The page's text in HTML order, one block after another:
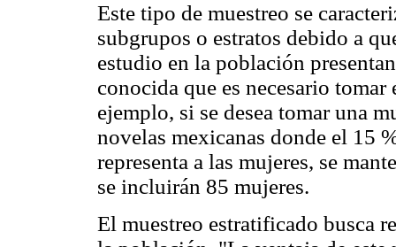
Este tipo de muestreo se
subgrupos o estratos debido a
estudio en la población
conocida que es necesario
ejemplo, si se desea tomar una
novelas mexicanas donde el 15
representa a las mujeres, se
se incluirán 85 mujeres.
El muestreo estratificado busca